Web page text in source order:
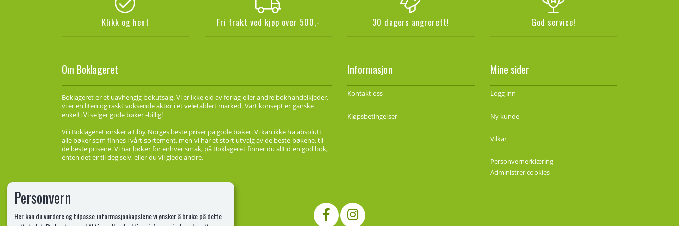
Klikk og hent Fri frakt ved kjøp over 500,- 30 dagers angrerett! God service!
Om Boklageret
Boklageret er et uavhengig bokutsalg. Vi er ikke eid av forlag eller andre bokhandelkjeder,
vi er en liten og raskt voksende aktør i et veletablert marked. Vårt konsept er ganske
enkelt: Vi selger gode bøker -billig!
Vi i Boklageret ønsker å tilby Norges beste priser på gode bøker. Vi kan ikke ha absolutt
alle bøker som finnes i vårt sortement, men vi har et stort utvalg av de beste bøkene, til
de beste prisene. Vi har bøker for enhver smak, på Boklageret finner du alltid en god bok,
enten det er til deg selv, eller du vil glede andre.
Informasjon
Kontakt oss
Kjøpsbetingelser
Mine sider
Logg inn
Ny kunde
Vilkår
Personvernerklæring
Administrer cookies
Personvern
Her kan du vurdere og tilpasse informasjonkapslene vi ønsker å bruke på dette